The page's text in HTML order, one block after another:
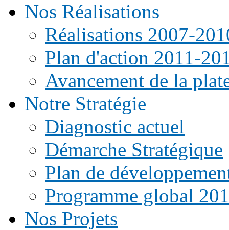
Nos Réalisations
Réalisations 2007-
Plan d'action 2011-
Avancement de la
Notre Stratégie
Diagnostic actuel
Démarche Stratégique
Plan de
Programme global
Nos Projets